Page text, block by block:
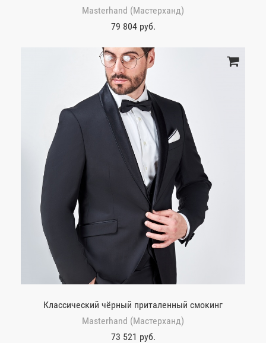
Masterhand (Мастерханд)
79 804 руб.
Классический чёрный приталенный смокинг
Masterhand (Мастерханд)
73 521 руб.